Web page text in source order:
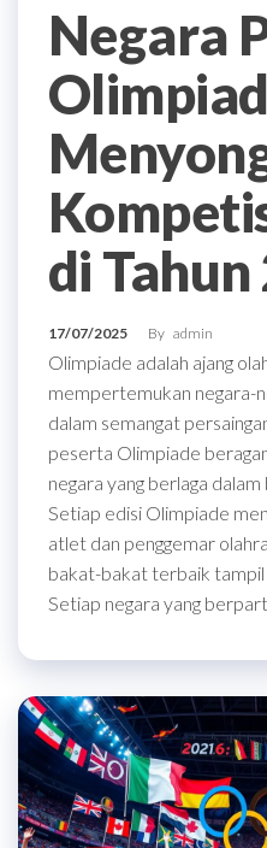
Negara
di
17/07/2025 By admin
Olimpiade adalah ajang
mempertemukan negara-
dalam semangat
peserta Olimpiade
negara yang berlaga
Setiap edisi Olimpiade
atlet dan penggemar
bakat-bakat terbaik tampil
Setiap negara yang